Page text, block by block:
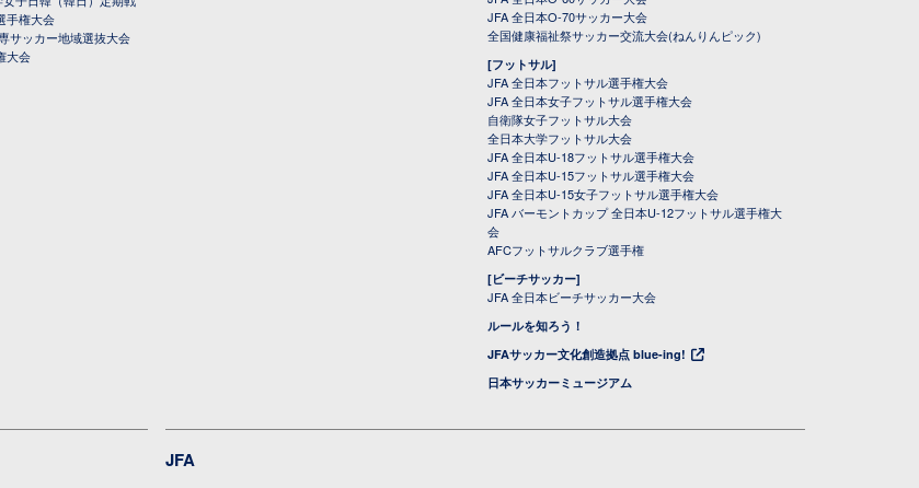
手権大会
サッカー地域選抜大会
大会
JFA 全日本O-70サッカー大会
全国健康福祉祭サッカー交流大会(ねんりんピック)
[フットサル]
JFA 全日本フットサル選手権大会
JFA 全日本女子フットサル選手権大会
自衛隊女子フットサル大会
全日本大学フットサル大会
JFA 全日本U-18フットサル選手権大会
JFA 全日本U-15フットサル選手権大会
JFA 全日本U-15女子フットサル選手権大会
JFA バーモントカップ 全日本U-12フットサル選手権大
会
AFCフットサルクラブ選手権
[ビーチサッカー]
JFA 全日本ビーチサッカー大会
ルールを知ろう！
JFAサッカー文化創造拠点 blue-ing!
日本サッカーミュージアム
JFA